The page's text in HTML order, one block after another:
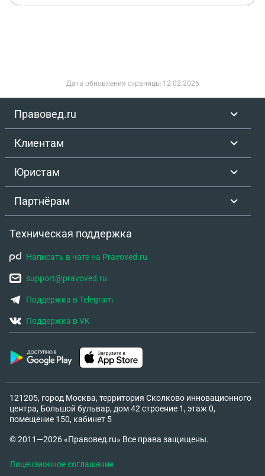
Дата обновления страницы 12.02.2026
Правовед.ru
Клиентам
Юристам
Партнёрам
Техническая поддержка
Написать в чате на Pravoved.ru
support@pravoved.ru
Поддержка в Telegram
Поддержка в VK
121205, город Москва, территория Сколково инновационного
центра, Большой бульвар, дом 42 строение 1, этаж 0,
помещение 150, кабинет 5
© 2011—2026 «Правовед.ru» Все права защищены.
Лицензионное соглашение